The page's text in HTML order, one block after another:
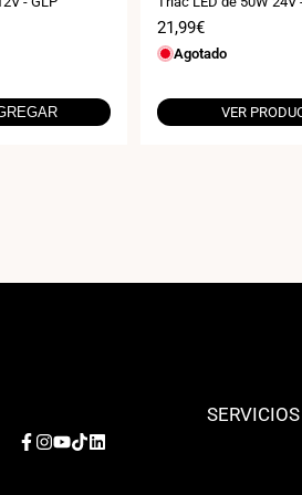
Precio
de
venta
21,99€
Agotado
VER
Facebook
Instagram
YouTube
TikTokLinkedIn